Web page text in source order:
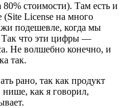
стоимости). Там есть и
License на много
подешевле, когда мы
Так что эти цифры —
Не волшебно конечно, и
так.
рано, так как продукт
нише, как я говорил,